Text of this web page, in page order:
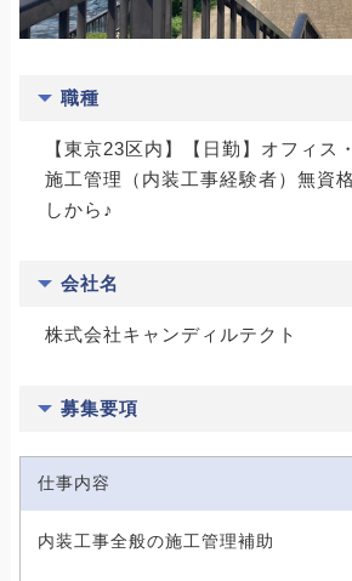
職種
【東京23区内】【日勤】オフィス
施工管理（内装工事経験者）無資
しから♪
会社名
株式会社キャンディルテクト
募集要項
仕事内容
内装工事全般の施工管理補助